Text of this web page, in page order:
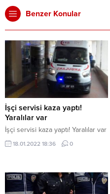
Benzer Konular
İşçi servisi kaza yaptı!
Yaralılar var
İşçi servisi kaza yaptı! Yaralılar var
18.01.2022 18:36 0